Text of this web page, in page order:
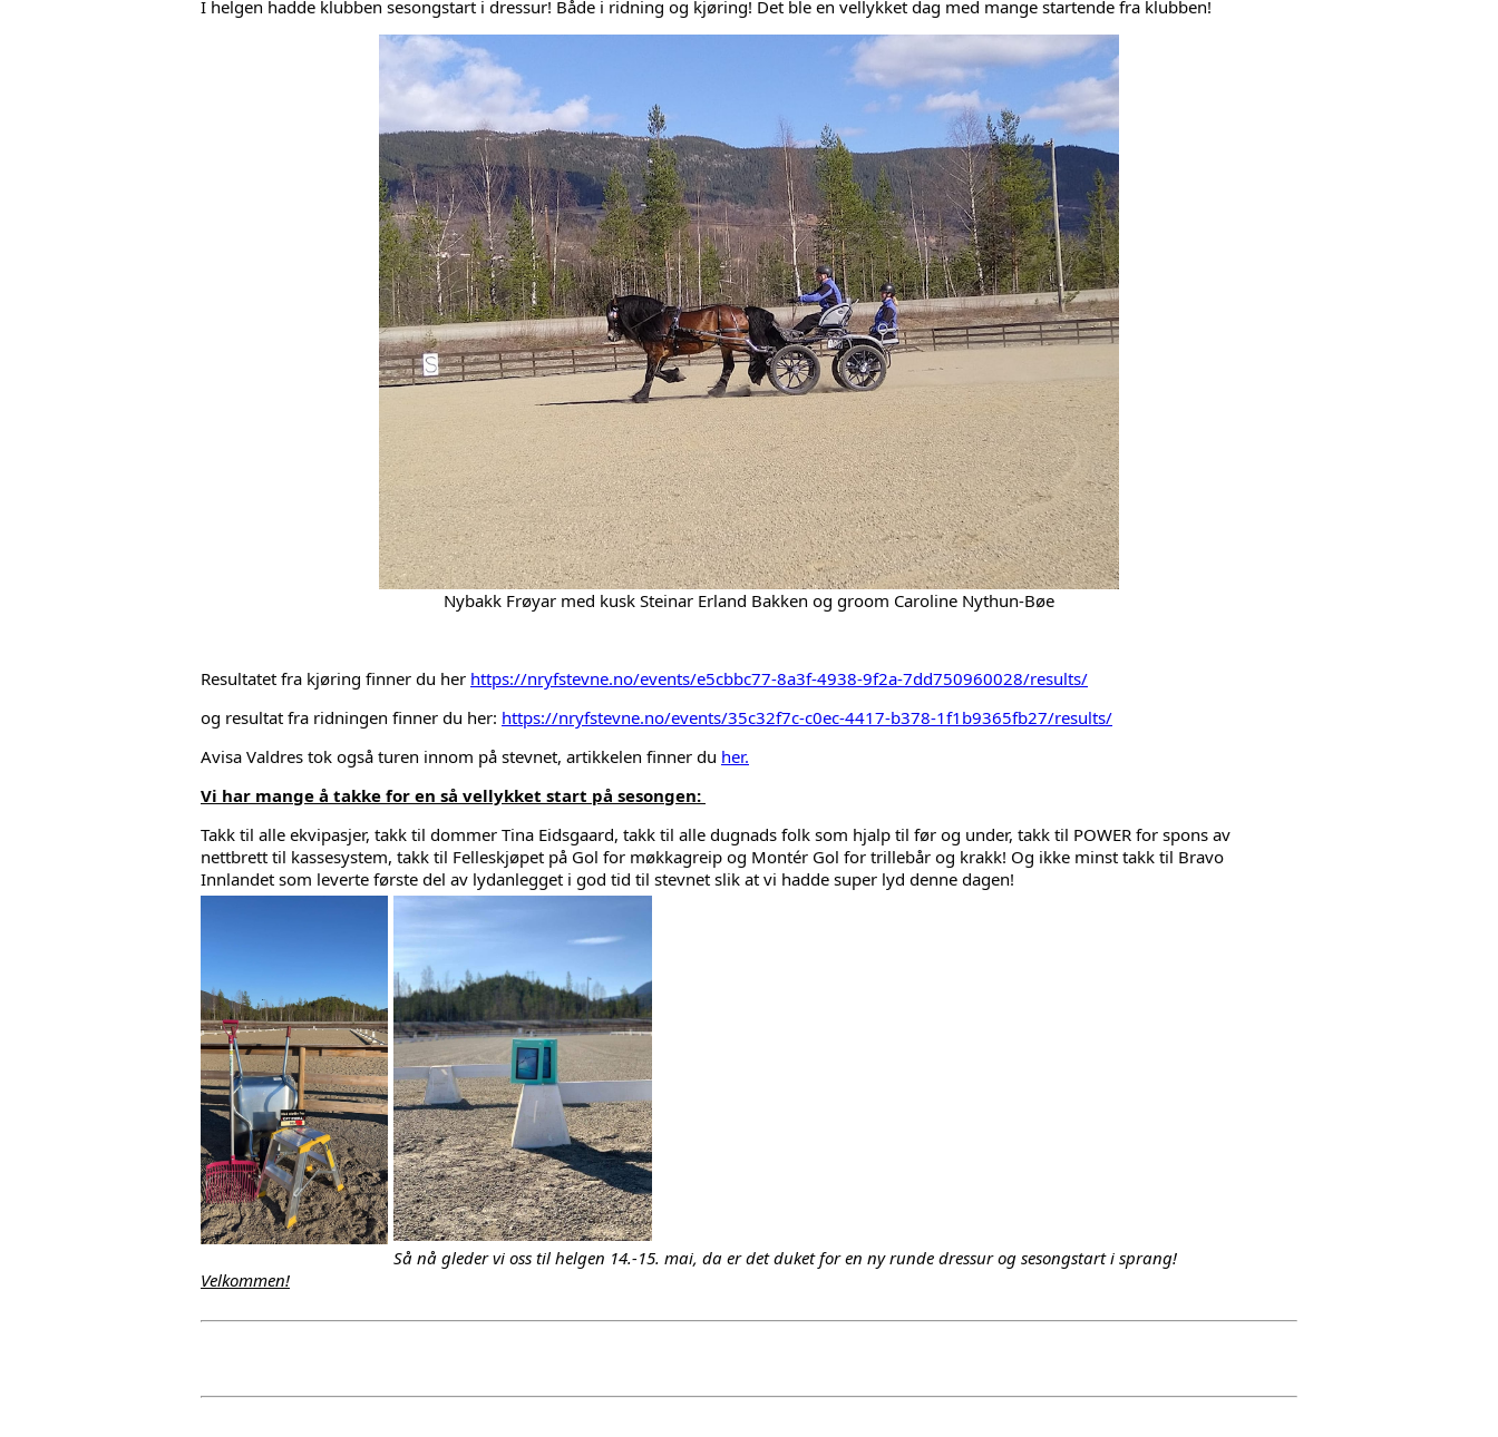
I helgen hadde klubben sesongstart i dressur! Både i ridning og kjøring! Det ble en vellykket dag med mange startende fra klubben!
Nybakk Frøyar med kusk Steinar Erland Bakken og groom Caroline Nythun-Bøe
Resultatet fra kjøring finner du her https://nryfstevne.no/events/e5cbbc77-8a3f-4938-9f2a-7dd750960028/results/
og resultat fra ridningen finner du her: https://nryfstevne.no/events/35c32f7c-c0ec-4417-b378-1f1b9365fb27/results/
Avisa Valdres tok også turen innom på stevnet, artikkelen finner du her.
Vi har mange å takke for en så vellykket start på sesongen:
Takk til alle ekvipasjer, takk til dommer Tina Eidsgaard, takk til alle dugnads folk som hjalp til før og under, takk til POWER for spons av
nettbrett til kassesystem, takk til Felleskjøpet på Gol for møkkagreip og Montér Gol for trillebår og krakk! Og ikke minst takk til Bravo
Innlandet som leverte første del av lydanlegget i god tid til stevnet slik at vi hadde super lyd denne dagen!
Så nå gleder vi oss til helgen 14.-15. mai, da er det duket for en ny runde dressur og sesongstart i sprang!
Velkommen!